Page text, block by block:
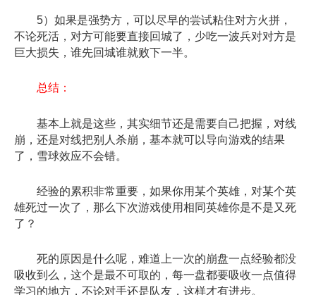
5）如果是强势方，可以尽早的尝试粘住对方火拼，
不论死活，对方可能要直接回城了，少吃一波兵对对方是
巨大损失，谁先回城谁就败下一半。
总结：
基本上就是这些，其实细节还是需要自己把握，对线
崩，还是对线把别人杀崩，基本就可以导向游戏的结果
了，雪球效应不会错。
经验的累积非常重要，如果你用某个英雄，对某个英
雄死过一次了，那么下次游戏使用相同英雄你是不是又死
了？
死的原因是什么呢，难道上一次的崩盘一点经验都没
吸收到么，这个是最不可取的，每一盘都要吸收一点值得
学习的地方，不论对手还是队友，这样才有进步。